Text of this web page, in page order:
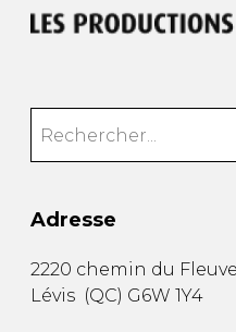
Adresse
2220 chemin du Fleuve
Lévis (QC) G6W 1Y4